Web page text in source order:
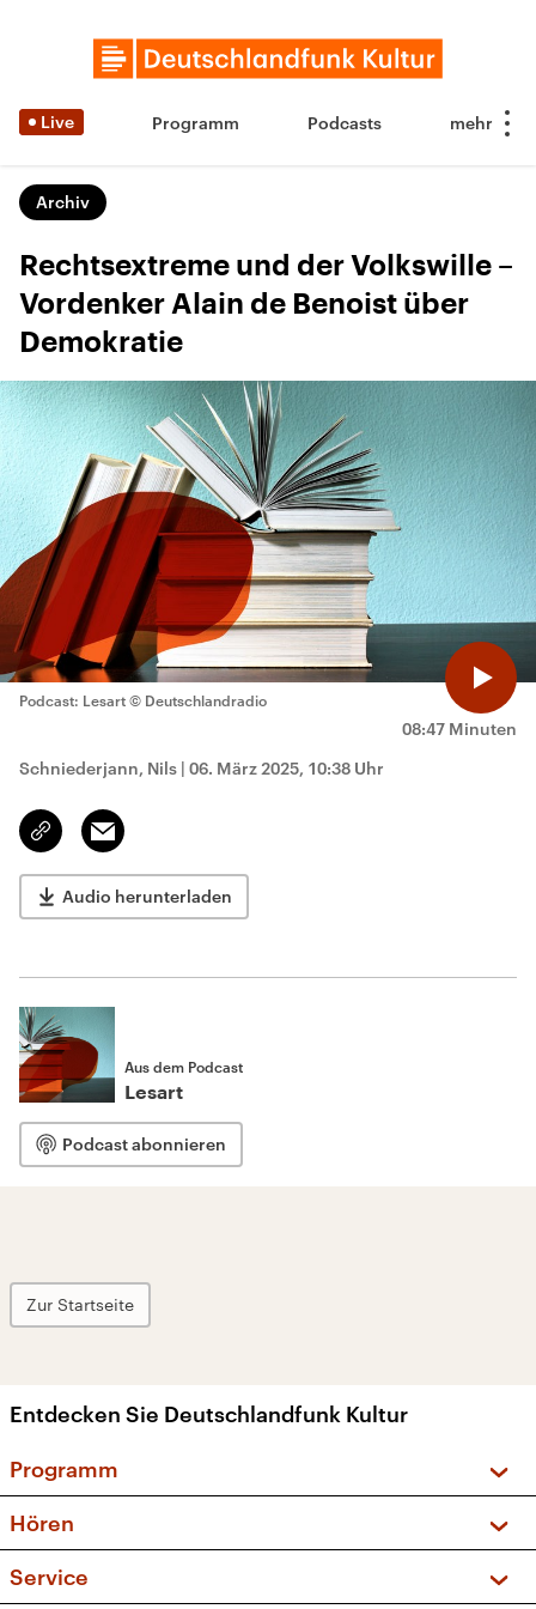
Live Programm Podcasts
Archiv
Rechtsextreme und der Volkswille –
Vordenker Alain de Benoist über
Demokratie
08:47 Minuten
Podcast: Lesart © Deutschlandradio
Schniederjann, Nils | 06. März 2025, 10:38 Uhr
Link
kopieren/teilen
Email
Audio herunterladen
Aus dem Podcast
Lesart
Podcast abonnieren
Zur Startseite
Entdecken Sie Deutschlandfunk Kultur
Programm
Sendungen und Podcasts
Musikliste
Hören
Service